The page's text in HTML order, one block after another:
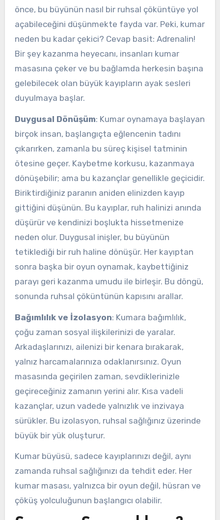
önce, bu büyünün nasıl bir ruhsal çöküntüye yol
açabileceğini düşünmekte fayda var. Peki, kumar
neden bu kadar çekici? Cevap basit: Adrenalin!
Bir şey kazanma heyecanı, insanları kumar
masasına çeker ve bu bağlamda herkesin başına
gelebilecek olan büyük kayıpların ayak sesleri
duyulmaya başlar.
Duygusal Dönüşüm: Kumar oynamaya başlayan
birçok insan, başlangıçta eğlencenin tadını
çıkarırken, zamanla bu süreç kişisel tatminin
ötesine geçer. Kaybetme korkusu, kazanmaya
dönüşebilir; ama bu kazançlar genellikle geçicidir.
Biriktirdiğiniz paranın aniden elinizden kayıp
gittiğini düşünün. Bu kayıplar, ruh halinizi anında
düşürür ve kendinizi boşlukta hissetmenize
neden olur. Duygusal inişler, bu büyünün
tetiklediği bir ruh haline dönüşür. Her kayıptan
sonra başka bir oyun oynamak, kaybettiğiniz
parayı geri kazanma umudu ile birleşir. Bu döngü,
sonunda ruhsal çöküntünün kapısını arallar.
Bağımlılık ve İzolasyon: Kumara bağımlılık,
çoğu zaman sosyal ilişkilerinizi de yaralar.
Arkadaşlarınızı, ailenizi bir kenara bırakarak,
yalnız harcamalarınıza odaklanırsınız. Oyun
masasında geçirilen zaman, sevdiklerinizle
geçireceğiniz zamanın yerini alır. Kısa vadeli
kazançlar, uzun vadede yalnızlık ve inzivaya
sürükler. Bu izolasyon, ruhsal sağlığınız üzerinde
büyük bir yük oluşturur.
Kumar büyüsü, sadece kayıplarınızı değil, aynı
zamanda ruhsal sağlığınızı da tehdit eder. Her
kumar masası, yalnızca bir oyun değil, hüsran ve
çöküş yolculuğunun başlangıcı olabilir.